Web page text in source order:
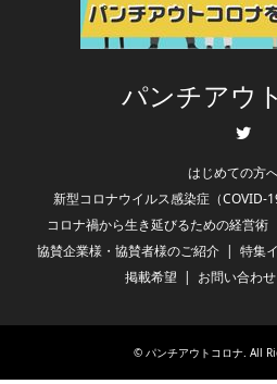
パンチアウ
はじめての方
新型コロナウイルス感染症（COVID-
コロナ禍から生き延びるための経営術
協賛企業様・協賛者様のご紹介
特集
掲載希望
お問い合わせ
© パンチアウトコロナ. All